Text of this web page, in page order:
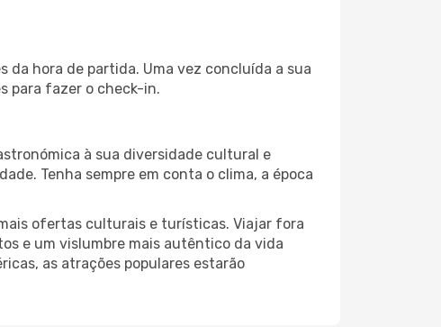
da hora de partida. Uma vez concluída a sua
para fazer o check-in.
à sua diversidade cultural e
Tenha sempre em conta o clima, a época
ofertas culturais e turísticas. Viajar fora
e um vislumbre mais autêntico da vida
as atrações populares estarão